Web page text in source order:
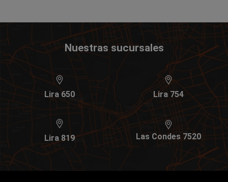
Nuestras sucursales
Lira 650 Lira 754
Lira 819 Las Condes 7520